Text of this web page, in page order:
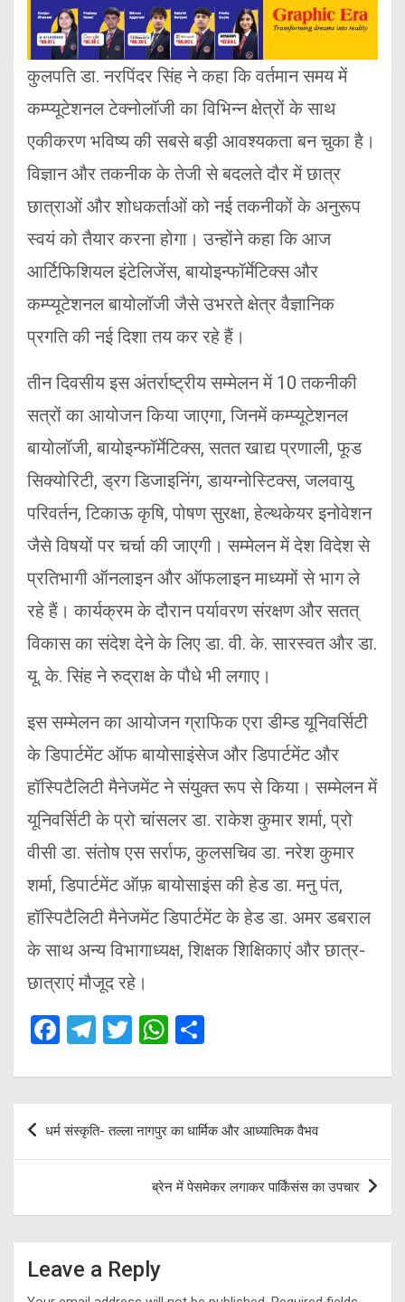
कुलपति डा. नरपिंदर सिंह ने कहा कि वर्तमान समय में
कम्प्यूटेशनल टेक्नोलॉजी का विभिन्न क्षेत्रों के साथ
एकीकरण भविष्य की सबसे बड़ी आवश्यकता बन चुका है।
विज्ञान और तकनीक के तेजी से बदलते दौर में छात्र
छात्राओं और शोधकर्ताओं को नई तकनीकों के अनुरूप
स्वयं को तैयार करना होगा। उन्होंने कहा कि आज
आर्टिफिशियल इंटेलिजेंस, बायोइन्फॉर्मेटिक्स और
कम्प्यूटेशनल बायोलॉजी जैसे उभरते क्षेत्र वैज्ञानिक
प्रगति की नई दिशा तय कर रहे हैं।
तीन दिवसीय इस अंतर्राष्ट्रीय सम्मेलन में 10 तकनीकी
सत्रों का आयोजन किया जाएगा, जिनमें कम्प्यूटेशनल
बायोलॉजी, बायोइन्फॉर्मेटिक्स, सतत खाद्य प्रणाली, फूड
सिक्योरिटी, ड्रग डिजाइनिंग, डायग्नोस्टिक्स, जलवायु
परिवर्तन, टिकाऊ कृषि, पोषण सुरक्षा, हेल्थकेयर इनोवेशन
जैसे विषयों पर चर्चा की जाएगी। सम्मेलन में देश विदेश से
प्रतिभागी ऑनलाइन और ऑफलाइन माध्यमों से भाग ले
रहे हैं। कार्यक्रम के दौरान पर्यावरण संरक्षण और सतत्
विकास का संदेश देने के लिए डा. वी. के. सारस्वत और डा.
यू. के. सिंह ने रुद्राक्ष के पौधे भी लगाए।
इस सम्मेलन का आयोजन ग्राफिक एरा डीम्ड यूनिवर्सिटी
के डिपार्टमेंट ऑफ बायोसाइंसेज और डिपार्टमेंट और
हॉस्पिटैलिटी मैनेजमेंट ने संयुक्त रूप से किया। सम्मेलन में
यूनिवर्सिटी के प्रो चांसलर डा. राकेश कुमार शर्मा, प्रो
वीसी डा. संतोष एस सर्राफ, कुलसचिव डा. नरेश कुमार
शर्मा, डिपार्टमेंट ऑफ़ बायोसाइंस की हेड डा. मनु पंत,
हॉस्पिटैलिटी मैनेजमेंट डिपार्टमेंट के हेड डा. अमर डबराल
के साथ अन्य विभागाध्यक्ष, शिक्षक शिक्षिकाएं और छात्र-
छात्राएं मौजूद रहे।
F
ce
b
o
T
e
gr
a
T
tt
W
at
A
p
p
ar
e
Post
navigation
धर्म संस्कृति- तल्ला नागपुर का धार्मिक और आध्यात्मिक वैभव
ब्रेन में पेसमेकर लगाकर पार्किंसंस का उपचार
Leave a Reply